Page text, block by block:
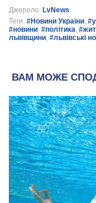
Джерело: LvNews
Теги: #Новини України,
#новини, #політика,
львівщини, #львівські